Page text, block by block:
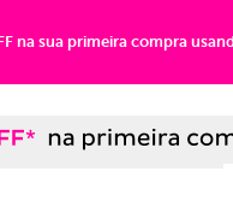
na sua primeira compra